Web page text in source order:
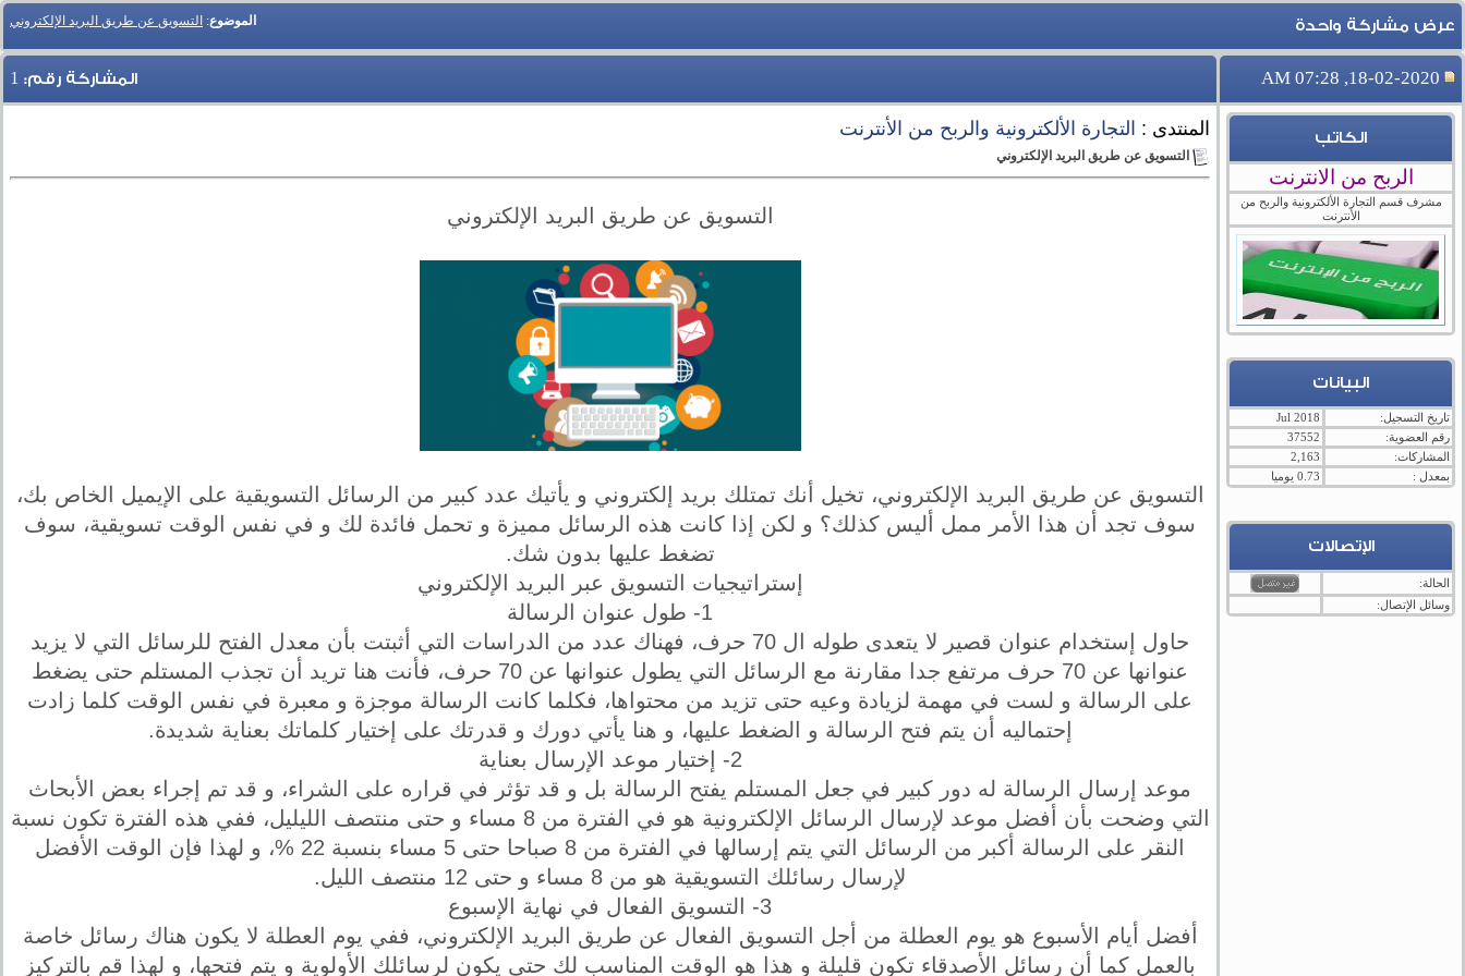
الموضوع: التسويق عن طريق البريد الإلكتروني عرض مشاركة واحدة
18-02-2020, 07:28 AM المشاركة رقم: 1
الكاتب
الربح من الانترنت
مشرف قسم التجارة الألكترونية والربح من
الأنترنت
البيانات
تاريخ التسجيل:
Jul 2018
رقم العضوية:
37552
المشاركات:
2,163
بمعدل :
0.73 يوميا
الإتصالات
الحالة:
وسائل الإتصال:
المنتدى : التجارة الألكترونية والربح من الأنترنت
التسويق عن طريق البريد الإلكتروني
التسويق عن طريق البريد الإلكتروني
التسويق عن طريق البريد الإلكتروني، تخيل أنك تمتلك بريد إلكتروني و يأتيك عدد كبير من الرسائل التسويقية على الإيميل الخاص بك،
سوف تجد أن هذا الأمر ممل أليس كذلك؟ و لكن إذا كانت هذه الرسائل مميزة و تحمل فائدة لك و في نفس الوقت تسويقية، سوف
تضغط عليها بدون شك.
إستراتيجيات التسويق عبر البريد الإلكتروني
1- طول عنوان الرسالة
حاول إستخدام عنوان قصير لا يتعدى طوله ال 70 حرف، فهناك عدد من الدراسات التي أثبتت بأن معدل الفتح للرسائل التي لا يزيد
عنوانها عن 70 حرف مرتفع جدا مقارنة مع الرسائل التي يطول عنوانها عن 70 حرف، فأنت هنا تريد أن تجذب المستلم حتى يضغط
على الرسالة و لست في مهمة لزيادة وعيه حتى تزيد من محتواها، فكلما كانت الرسالة موجزة و معبرة في نفس الوقت كلما زادت
إحتماليه أن يتم فتح الرسالة و الضغط عليها، و هنا يأتي دورك و قدرتك على إختيار كلماتك بعناية شديدة.
2- إختيار موعد الإرسال بعناية
موعد إرسال الرسالة له دور كبير في جعل المستلم يفتح الرسالة بل و قد تؤثر في قراره على الشراء، و قد تم إجراء بعض الأبحاث
التي وضحت بأن أفضل موعد لإرسال الرسائل الإلكترونية هو في الفترة من 8 مساء و حتى منتصف الليليل، ففي هذه الفترة تكون نسبة
النقر على الرسالة أكبر من الرسائل التي يتم إرسالها في الفترة من 8 صباحا حتى 5 مساء بنسبة 22 %، و لهذا فإن الوقت الأفضل
لإرسال رسائلك التسويقية هو من 8 مساء و حتى 12 منتصف الليل.
3- التسويق الفعال في نهاية الإسبوع
أفضل أيام الأسبوع هو يوم العطلة من أجل التسويق الفعال عن طريق البريد الإلكتروني، ففي يوم العطلة لا يكون هناك رسائل خاصة
بالعمل كما أن رسائل الأصدقاء تكون قليلة و هذا هو الوقت المناسب لك حتى يكون لرسائلك الأولوية و يتم فتحها، و لهذا قم بالتركيز